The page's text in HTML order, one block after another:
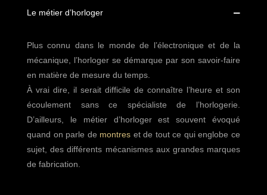
Le métier d’horloger
Plus connu dans le monde de l’électronique et de la
mécanique, l’horloger se démarque par son savoir-faire
en matière de mesure du temps.
À vrai dire, il serait difficile de connaître l’heure et son
écoulement sans ce spécialiste de l’horlogerie.
D’ailleurs, le métier d’horloger est souvent évoqué
quand on parle de montres et de tout ce qui englobe ce
sujet, des différents mécanismes aux grandes marques
de fabrication.